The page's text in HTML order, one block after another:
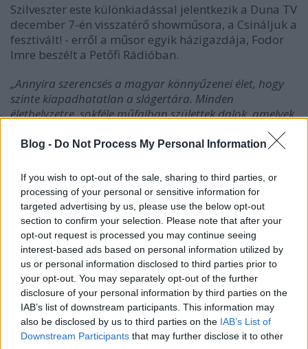
Blog - Do Not Process My Personal Information
If you wish to opt-out of the sale, sharing to third parties, or
processing of your personal or sensitive information for
targeted advertising by us, please use the below opt-out
section to confirm your selection. Please note that after your
opt-out request is processed you may continue seeing
interest-based ads based on personal information utilized by
us or personal information disclosed to third parties prior to
your opt-out. You may separately opt-out of the further
disclosure of your personal information by third parties on the
IAB’s list of downstream participants. This information may
also be disclosed by us to third parties on the IAB’s List of
Downstream Participants that may further disclose it to other
Szilveszter este különkiadással jelentkezik a Duna TV
december 7-én visszatérő showműsora, a Csináljuk a
fesztivált! - erről a műsor egyik házigazdája, Fodor
Imre beszélt a Petőfi Rádióban.
„Annyira szerencsés a magyar könnyűzenei élet, hogy
szinte kiapadhatatlan a slágertára. Minden
élethelyzetre, sokféle műfajban születtek dalok, amelyek
megtalálhatjuk a választ a minket aktuálisan
miben áll a december 7-től, immár negyedik
évadával visszatérőCsináljuk a fesztivált!sikere. A
show egyik házigazdája – aki Rókusfalvy Lili oldalán
várja majd ismét a nézőket – aPetőfi RádióTüzesen
süt lecímű műsorának nyilatkozva árulta el, idén is
özönlenek majd a slágerek a szombati esti
adásokban. Kiemelte, a sok érzelemmel teli utazás
egészen jövő év február elejéig tart. Az ünnepi
időszakban is lesz Csináljuk a fesztivált!,a szombat
estéken kívül, december 31-én, kedden este
örökzöld slágerekkel búcsúztathatják a nézők
2024-et.